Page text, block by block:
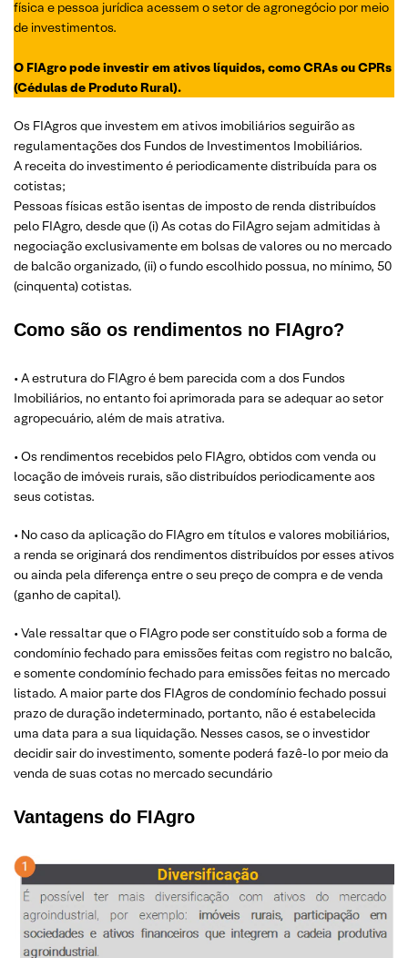
física e pessoa jurídica acessem o setor de agronegócio por meio
de investimentos.
O FIAgro pode investir em ativos líquidos, como CRAs ou CPRs
(Cédulas de Produto Rural).
Os FIAgros que investem em ativos imobiliários seguirão as
regulamentações dos Fundos de Investimentos Imobiliários.
A receita do investimento é periodicamente distribuída para os
cotistas;
Pessoas físicas estão isentas de imposto de renda distribuídos
pelo FIAgro, desde que (i) As cotas do FiIAgro sejam admitidas à
negociação exclusivamente em bolsas de valores ou no mercado
de balcão organizado, (ii) o fundo escolhido possua, no mínimo, 50
(cinquenta) cotistas.
Como são os rendimentos no FIAgro?
• A estrutura do FIAgro é bem parecida com a dos Fundos
Imobiliários, no entanto foi aprimorada para se adequar ao setor
agropecuário, além de mais atrativa.
• Os rendimentos recebidos pelo FIAgro, obtidos com venda ou
locação de imóveis rurais, são distribuídos periodicamente aos
seus cotistas.
• No caso da aplicação do FIAgro em títulos e valores mobiliários,
a renda se originará dos rendimentos distribuídos por esses ativos
ou ainda pela diferença entre o seu preço de compra e de venda
(ganho de capital).
• Vale ressaltar que o FIAgro pode ser constituído sob a forma de
condomínio fechado para emissões feitas com registro no balcão,
e somente condomínio fechado para emissões feitas no mercado
listado. A maior parte dos FIAgros de condomínio fechado possui
prazo de duração indeterminado, portanto, não é estabelecida
uma data para a sua liquidação. Nesses casos, se o investidor
decidir sair do investimento, somente poderá fazê-lo por meio da
venda de suas cotas no mercado secundário
Vantagens do FIAgro